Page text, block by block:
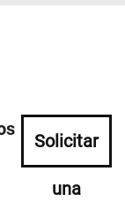
Solicitar
una